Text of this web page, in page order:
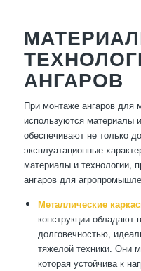
АНГАРОВ
При монтаже ангаров для
используются материалы
обеспечивают не только
эксплуатационные
материалы и технологии,
ангаров для
Металлические
конструкции обладают
долговечностью,
тяжелой техники. Они
которая устойчива к